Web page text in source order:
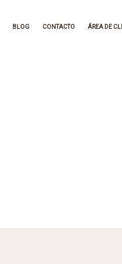
BLOG CONTACTO ÁREA DE